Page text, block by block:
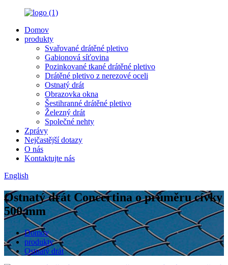
Domov
produkty
Svařované drátěné pletivo
Gabionová síťovina
Pozinkované tkané drátěné pletivo
Drátěné pletivo z nerezové oceli
Ostnatý drát
Obrazovka okna
Šestihranné drátěné pletivo
Železný drát
Společné nehty
Zprávy
Nejčastější dotazy
O nás
Kontaktujte nás
English
Ostnatý drát Concertina o průměru cívky
500 mm
Domov
produkty
Ostnatý drát